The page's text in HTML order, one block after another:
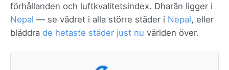
förhållanden och luftkvalitetsindex. Dharān ligger i
Nepal — se vädret i alla större städer i Nepal, eller
bläddra de hetaste städer just nu världen över.